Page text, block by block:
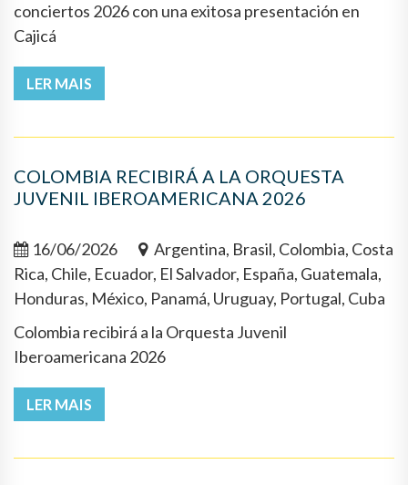
conciertos 2026 con una exitosa presentación en
Cajicá
LER MAIS
COLOMBIA RECIBIRÁ A LA ORQUESTA
JUVENIL IBEROAMERICANA 2026
16/06/2026
Argentina, Brasil, Colombia, Costa
Rica, Chile, Ecuador, El Salvador, España, Guatemala,
Honduras, México, Panamá, Uruguay, Portugal, Cuba
Colombia recibirá a la Orquesta Juvenil
Iberoamericana 2026
LER MAIS